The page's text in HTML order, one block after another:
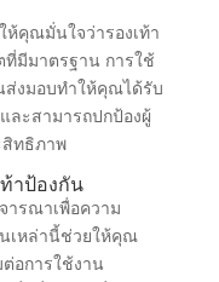
ห้คุณมั่นใจว่ารองเท้า
มีมาตรฐาน การใช้
งมอบทำให้คุณได้รับ
ละสามารถปกป้องผู้
สิทธิภาพ
าป้องกัน
ารณาเพื่อความ
เหล่านี้ช่วยให้คุณ
ต่อการใช้งาน